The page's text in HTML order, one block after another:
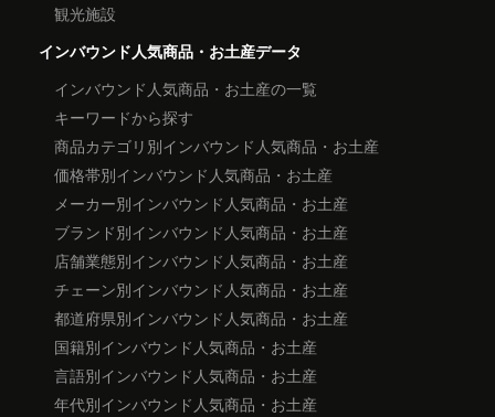
観光施設
インバウンド人気商品・お土産データ
インバウンド人気商品・お土産の一覧
キーワードから探す
商品カテゴリ別インバウンド人気商品・お土産
価格帯別インバウンド人気商品・お土産
メーカー別インバウンド人気商品・お土産
ブランド別インバウンド人気商品・お土産
店舗業態別インバウンド人気商品・お土産
チェーン別インバウンド人気商品・お土産
都道府県別インバウンド人気商品・お土産
国籍別インバウンド人気商品・お土産
言語別インバウンド人気商品・お土産
年代別インバウンド人気商品・お土産